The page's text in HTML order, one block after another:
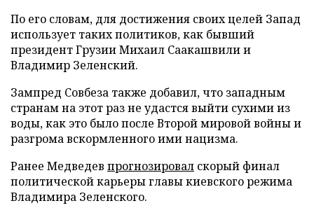
По его словам, для достижения своих целей Запад
использует таких политиков, как бывший
президент Грузии Михаил Саакашвили и
Владимир Зеленский.
Зампред Совбеза также добавил, что западным
странам на этот раз не удастся выйти сухими из
воды, как это было после Второй мировой войны и
разгрома вскормленного ими нацизма.
Ранее Медведев прогнозировал скорый финал
политической карьеры главы киевского режима
Владимира Зеленского.